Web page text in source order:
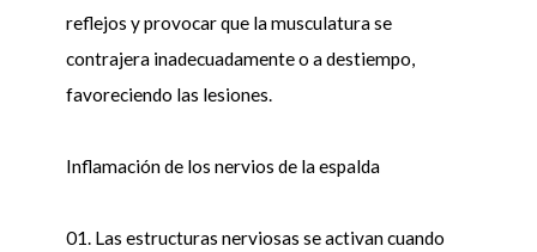
reflejos y provocar que la musculatura se
contrajera inadecuadamente o a destiempo,
favoreciendo las lesiones.
Inflamación de los nervios de la espalda
01. Las estructuras nerviosas se activan cuando